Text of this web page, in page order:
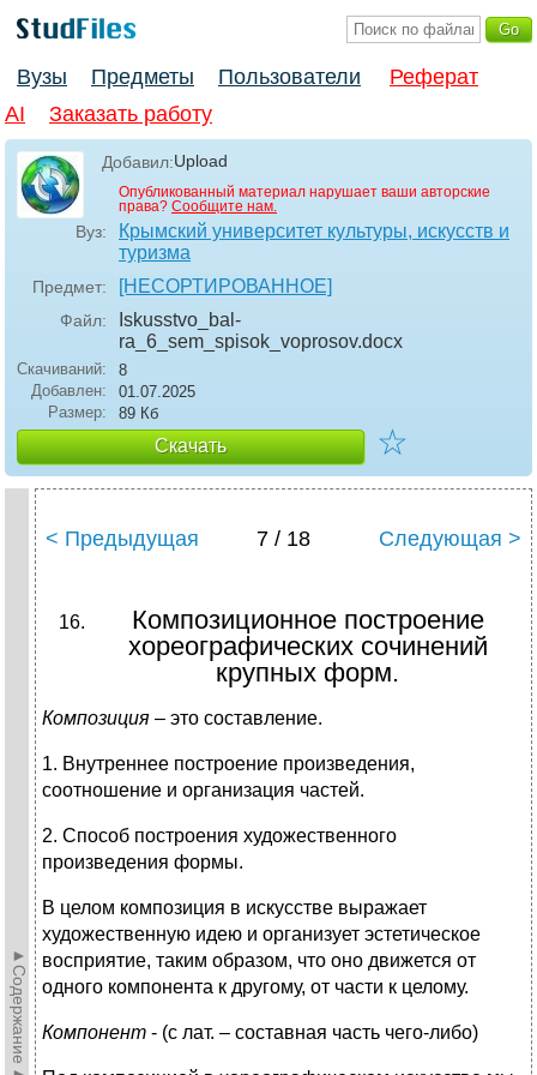
Вузы Предметы Пользователи
Реферат
AI
Заказать работу
Добавил:Upload
Опубликованный материал нарушает ваши авторские
права? Сообщите нам.
Вуз:
Крымский университет культуры, искусств и
туризма
Предмет: [НЕСОРТИРОВАННОЕ]
Файл:
Iskusstvo_bal-
ra_6_sem_spisok_voprosov.docx
Скачиваний:
8
Добавлен:
01.07.2025
Размер:
89 Кб
Скачать ☆
►Содержание►
< Предыдущая 7 / 18 Следующая >
Композиционное построение
хореографических сочинений
крупных форм.
Композиция – это составление.
1. Внутреннее построение произведения,
соотношение и организация частей.
2. Способ построения художественного
произведения формы.
В целом композиция в искусстве выражает
художественную идею и организует эстетическое
восприятие, таким образом, что оно движется от
одного компонента к другому, от части к целому.
Компонент - (с лат. – составная часть чего-либо)